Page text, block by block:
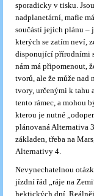
sporadicky v tisku.
nadplanetární, mafie
součástí jejich plánu –
kterých se zatím neví,
disponující přírodními
nám má připomenout,
tvorů, ale že může nad
tvory, určenými k tahu
tento rámec, a mohou
kterou je nutné
plánovaná Alternativa
základen, třeba na
Alternativy 4.
Nevynechatelnou
jízdní řád „ráje na
hektických dní.